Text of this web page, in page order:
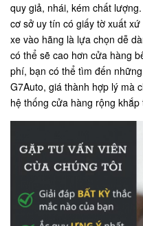
quy giả, nhái, kém chất
cơ sở uy tín có giấy tờ xuất
xe vào hãng là lựa chọn dễ
có thể sẽ cao hơn cửa hàng
phí, bạn có thể tìm đến
G7Auto, giá thành hợp lý mà
hệ thống cửa hàng rộng